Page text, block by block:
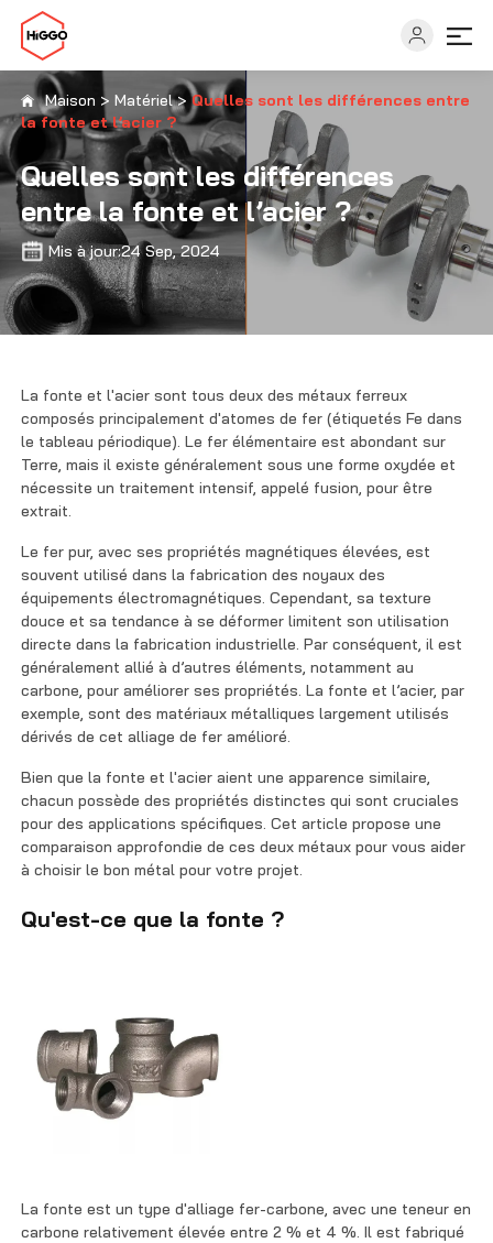
Capacités
Secteurs
Solutions
À propos
Contactez-nous
Maison >Matériel>Quelles sont les différences entre
la fonte et l’acier ?
Quelles sont les différences
entre la fonte et l’acier ?
Mis à jour:24 Sep, 2024
La fonte et l'acier sont tous deux des métaux ferreux
composés principalement d'atomes de fer (étiquetés Fe dans
le tableau périodique). Le fer élémentaire est abondant sur
Terre, mais il existe généralement sous une forme oxydée et
nécessite un traitement intensif, appelé fusion, pour être
extrait.
Le fer pur, avec ses propriétés magnétiques élevées, est
souvent utilisé dans la fabrication des noyaux des
équipements électromagnétiques. Cependant, sa texture
douce et sa tendance à se déformer limitent son utilisation
directe dans la fabrication industrielle. Par conséquent, il est
généralement allié à d’autres éléments, notamment au
carbone, pour améliorer ses propriétés. La fonte et l’acier, par
exemple, sont des matériaux métalliques largement utilisés
dérivés de cet alliage de fer amélioré.
Bien que la fonte et l'acier aient une apparence similaire,
chacun possède des propriétés distinctes qui sont cruciales
pour des applications spécifiques. Cet article propose une
comparaison approfondie de ces deux métaux pour vous aider
à choisir le bon métal pour votre projet.
Qu'est-ce que la fonte ?
La fonte est un type d'alliage fer-carbone, avec une teneur en
carbone relativement élevée entre 2 % et 4 %. Il est fabriqué